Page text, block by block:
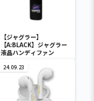
【ジャグラー】
【A:BLACK】ジャグラー
液晶ハンディファン
24.09.23